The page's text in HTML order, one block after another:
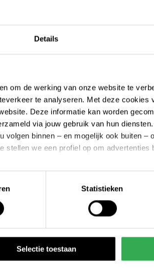
Details
om de werking van onze website te
te analyseren. Met deze cookies
Deze informatie kan worden
via jouw gebruik van hun
binnen – en mogelijk ook buiten –
stellen we een profiel op om advertenties
het menu onderaan iedere pagina, kun
via
https://
kunnen ontvangen en verwerken.
Statistieken
Selectie toestaan
bij wat je nodig hebt
wil om grote spullen te vervoeren.
of zelfs een bestelbusje.
een duurzame keuze
Zo is bijna de helft van het
rijden draagt bij aan een
een duurzame keuze.
mogelijkheden om
verschillende soorten deelauto’s
Je kan er bijvoorbeeld voor